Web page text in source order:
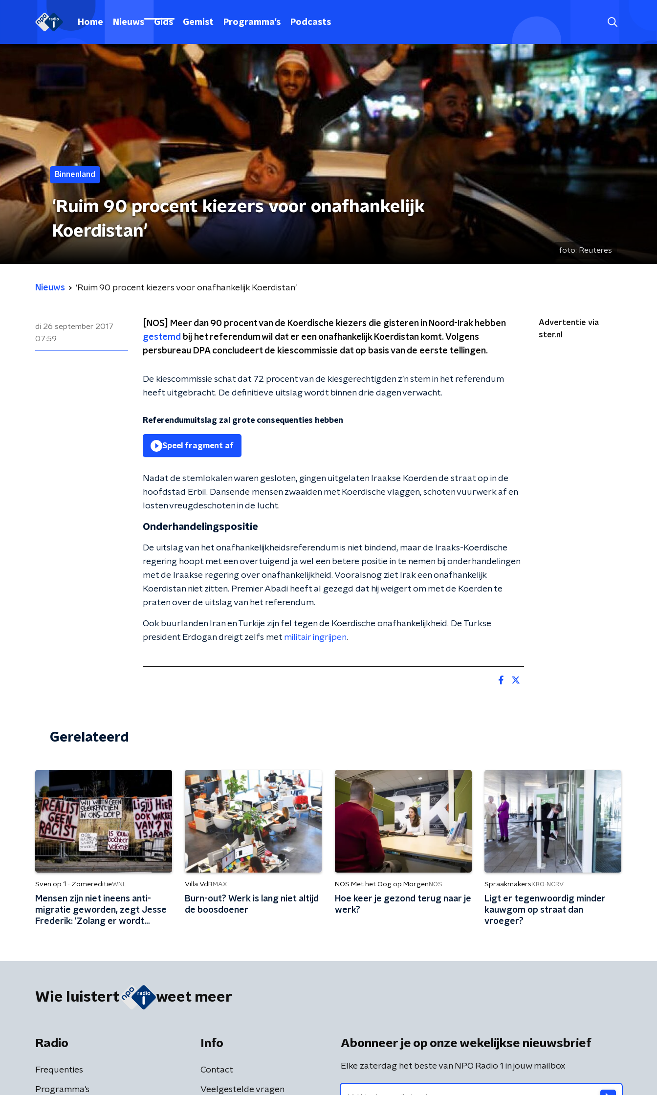
Home Nieuws Gids Gemist Programma's Podcasts
Binnenland
'Ruim 90 procent kiezers voor onafhankelijk
Koerdistan'
foto: Reuteres
Nieuws 'Ruim 90 procent kiezers voor onafhankelijk Koerdistan'
di 26 september 2017
07:59
[NOS] Meer dan 90 procent van de Koerdische kiezers die gisteren in Noord-Irak hebben
gestemd bij het referendum wil dat er een onafhankelijk Koerdistan komt. Volgens
persbureau DPA concludeert de kiescommissie dat op basis van de eerste tellingen.
De kiescommissie schat dat 72 procent van de kiesgerechtigden z'n stem in het referendum
heeft uitgebracht. De definitieve uitslag wordt binnen drie dagen verwacht.
Referendumuitslag zal grote consequenties hebben
Speel fragment af
Nadat de stemlokalen waren gesloten, gingen uitgelaten Iraakse Koerden de straat op in de
hoofdstad Erbil. Dansende mensen zwaaiden met Koerdische vlaggen, schoten vuurwerk af en
losten vreugdeschoten in de lucht.
Onderhandelingspositie
De uitslag van het onafhankelijkheidsreferendum is niet bindend, maar de Iraaks-Koerdische
regering hoopt met een overtuigend ja wel een betere positie in te nemen bij onderhandelingen
met de Iraakse regering over onafhankelijkheid. Vooralsnog ziet Irak een onafhankelijk
Koerdistan niet zitten. Premier Abadi heeft al gezegd dat hij weigert om met de Koerden te
praten over de uitslag van het referendum.
Ook buurlanden Iran en Turkije zijn fel tegen de Koerdische onafhankelijkheid. De Turkse
president Erdogan dreigt zelfs met militair ingrijpen.
Advertentie via
ster.nl
Gerelateerd
Sven op 1 - ZomereditieWNL
Mensen zijn niet ineens anti-
migratie geworden, zegt Jesse
Frederik: 'Zolang er wordt
Villa VdB MAX
Burn-out? Werk is lang niet altijd
de boosdoener
NOS Met het Oog op Morgen NOS
Hoe keer je gezond terug naar je
werk?
Spraakmakers KRO-NCRV
Ligt er tegenwoordig minder
kauwgom op straat dan
vroeger?
Wie luistert weet meer
Radio
Frequenties
Programma's
Info
Contact
Veelgestelde vragen
Abonneer je op onze wekelijkse nieuwsbrief
Elke zaterdag het beste van NPO Radio 1 in jouw mailbox